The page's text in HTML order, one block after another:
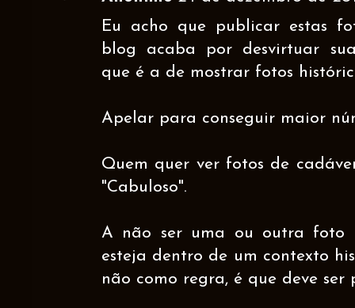
Eu acho que publicar estas
blog acaba por desvirtuar
que é a de mostrar fotos
Apelar para conseguir maior
Quem quer ver fotos de
"Cabuloso".
A não ser uma ou outra foto
esteja dentro de um contexto
não como regra, é que deve ser